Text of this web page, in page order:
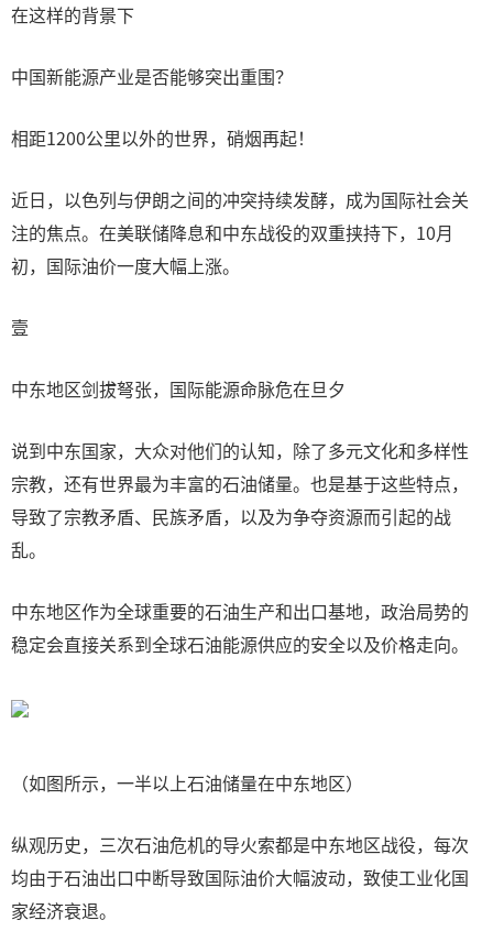
在这样的背景下
中国新能源产业是否能够突出重围？
相距1200公里以外的世界，硝烟再起！
近日，以色列与伊朗之间的冲突持续发酵，成为国际社会关
注的焦点。在美联储降息和中东战役的双重挟持下，10月
初，国际油价一度大幅上涨。
壹
中东地区剑拔弩张，国际能源命脉危在旦夕
说到中东国家，大众对他们的认知，除了多元文化和多样性
宗教，还有世界最为丰富的石油储量。也是基于这些特点，
导致了宗教矛盾、民族矛盾，以及为争夺资源而引起的战
乱。
中东地区作为全球重要的石油生产和出口基地，政治局势的
稳定会直接关系到全球石油能源供应的安全以及价格走向。
（如图所示，一半以上石油储量在中东地区）
纵观历史，三次石油危机的导火索都是中东地区战役，每次
均由于石油出口中断导致国际油价大幅波动，致使工业化国
家经济衰退。